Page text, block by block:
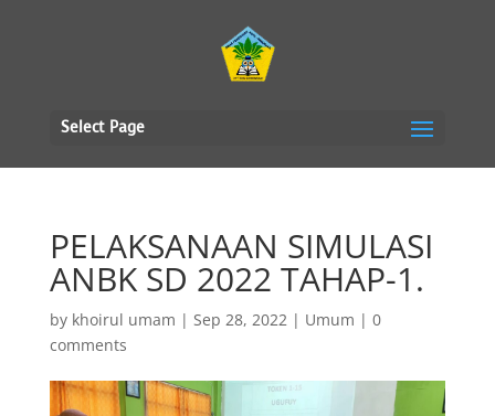
Select Page
PELAKSANAAN SIMULASI
ANBK SD 2022 TAHAP-1.
by khoirul umam | Sep 28, 2022| Umum | 0
comments